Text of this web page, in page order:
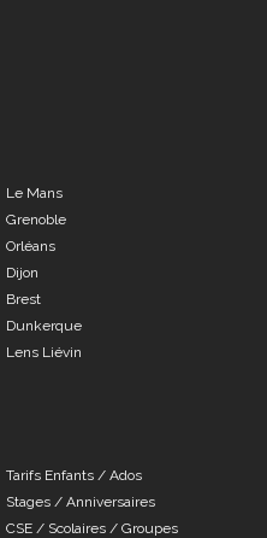
Le Mans
Grenoble
Orléans
Dijon
Brest
Dunkerque
Lens Liévin
Tarifs Enfants / Ados
Stages / Anniversaires
CSE / Scolaires / Groupes